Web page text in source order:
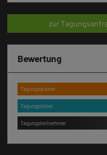
zur
Bewertung
Tagungsplaner
Tagungsleiter
Tagungsteilnehmer